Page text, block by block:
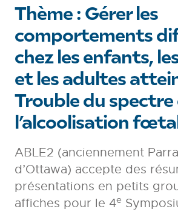
Thème : Gérer les
comportements
chez les enfants,
et les adultes
Trouble du spectre
l’alcoolisation
ABLE2 (anciennement
d’Ottawa) accepte des
présentations en petits
affiches pour le 4e